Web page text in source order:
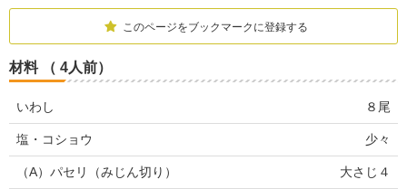
このページをブックマークに登録する
材料 （ 4人前）
いわし ８尾
塩・コショウ 少々
（A）パセリ（みじん切り） 大さじ４